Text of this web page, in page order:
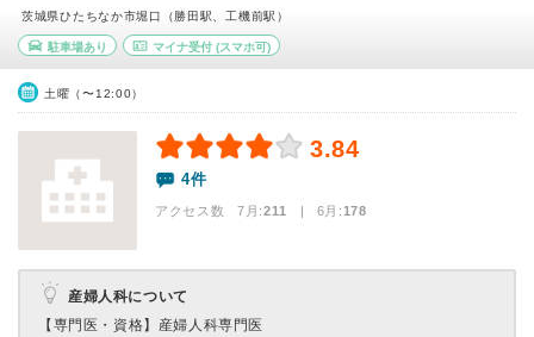
茨城県ひたちなか市堀口（勝田駅、工機前駅）
駐車場あり マイナ受付(スマホ可)
土曜（〜12:00）
3.84
4件
アクセス数 7月:211 | 6月:178
産婦人科について
【専門医・資格】 産婦人科専門医